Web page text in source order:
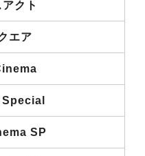
クト
エア
SP